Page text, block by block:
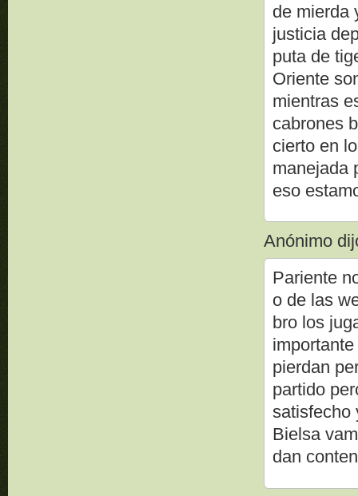
de mierda
justicia
puta de
Oriente
mientras
cabrones
cierto en
manejada
eso
Anónimo
Pariente
o de las
bro los
pierdan
partido
satisfecho
Bielsa
dan